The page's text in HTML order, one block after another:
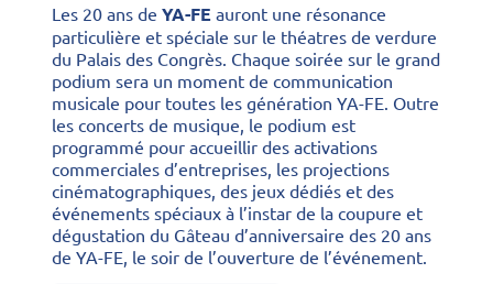
Les 20 ans de YA-FE auront une résonance
particulière et spéciale sur le théatres de verdure
du Palais des Congrès. Chaque soirée sur le grand
podium sera un moment de communication
musicale pour toutes les génération YA-FE. Outre
les concerts de musique, le podium est
programmé pour accueillir des activations
commerciales d’entreprises, les projections
cinématographiques, des jeux dédiés et des
événements spéciaux à l’instar de la coupure et
dégustation du Gâteau d’anniversaire des 20 ans
de YA-FE, le soir de l’ouverture de l’événement.